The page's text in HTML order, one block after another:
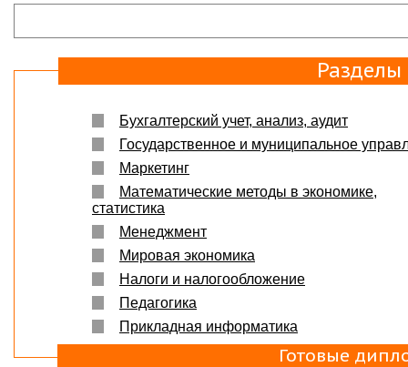
Бухгалтерский учет, анализ, аудит
Государственное и муниципальное
Маркетинг
Математические методы в экономике,
статистика
Менеджмент
Мировая экономика
Налоги и налогообложение
Педагогика
Прикладная информатика
Готовые